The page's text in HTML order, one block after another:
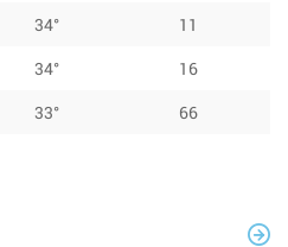
34°
11
34°
16
33° 66